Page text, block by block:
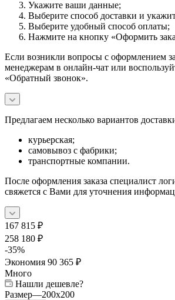
Укажите ваши данные;
Выберите способ доставки и
Выберите удобный способ оплаты;
Нажмите на кнопку «Оформить
Если возникли вопросы с оформлением
менеджерам в онлайн-чат или
«Обратный звонок».
Предлагаем несколько вариантов
курьерская;
самовывоз с фабрики;
транспортные компании.
После оформления заказа специалист
свяжется с Вами для уточнения
167 815 ₽
258 180 ₽
-35%
Экономия 90 365 ₽
Много
Нашли дешевле?
Размер—200x200